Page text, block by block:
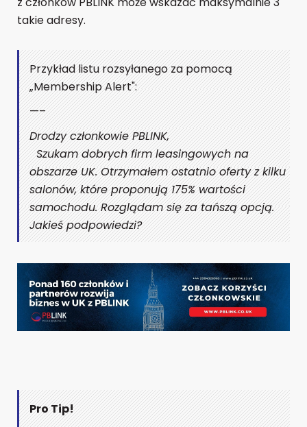
takie adresy.
Przykład listu rozsyłanego za pomocą
„Membership Alert":
—–
Drodzy członkowie PBLINK,
Szukam dobrych firm leasingowych na
obszarze UK. Otrzymałem ostatnio oferty z kilku
salonów, które proponują 175% wartości
samochodu. Rozglądam się za tańszą opcją.
Jakieś podpowiedzi?
Pro Tip!